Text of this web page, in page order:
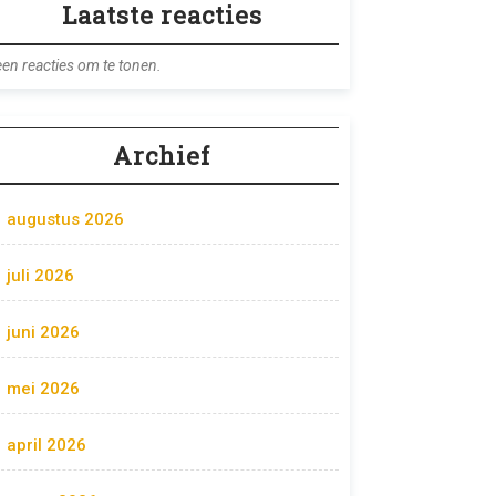
Laatste reacties
reacties om te tonen.
Archief
augustus 2026
juli 2026
juni 2026
mei 2026
april 2026